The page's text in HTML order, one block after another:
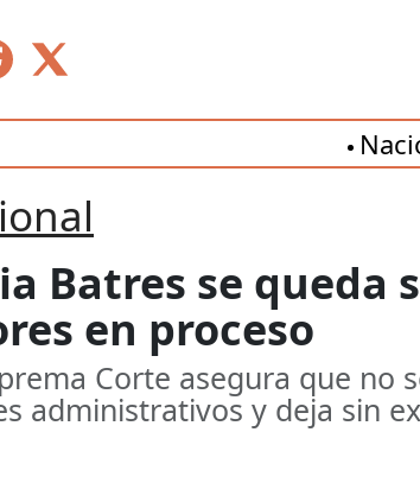
Batres se
en proceso
Corte asegura que no
administrativos y deja sin